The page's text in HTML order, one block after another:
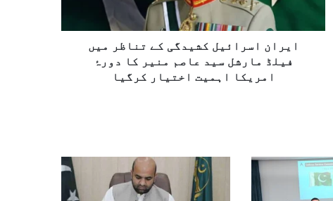
ا
ی
ک
ایران اسرائیل کشیدگی کے تناظر میں
فیلڈ مارشل سید عاصم منیر کا دورۂ
امریکا اہمیت اختیار کرگیا